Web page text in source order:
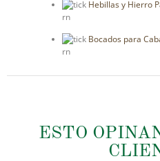
Hebillas y Hierro
rn
Bocados para
rn
ESTO